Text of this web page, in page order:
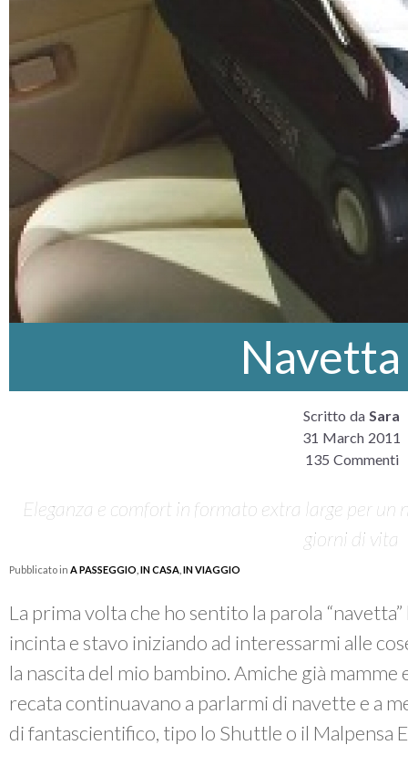
Scritto da Sara
31 March 2011
135 Commenti
Eleganza e comfort in formato extra large per un
giorni di vita
Pubblicato in A PASSEGGIO IN CASA, IN VIAGGIO
La prima volta che ho sentito la parola
incinta e stavo iniziando ad interessarmi alle
la nascita del mio bambino. Amiche già
recata continuavano a parlarmi di navette e a
di fantascientifico, tipo lo Shuttle o il Malpensa